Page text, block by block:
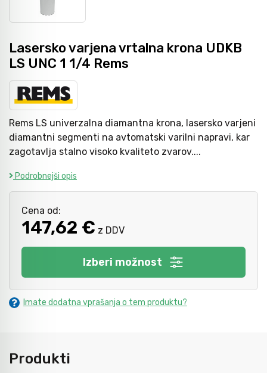
Lasersko varjena vrtalna krona UDKB
LS UNC 1 1/4 Rems
Rems LS univerzalna diamantna krona, lasersko varjeni
diamantni segmenti na avtomatski varilni napravi, kar
zagotavlja stalno visoko kvaliteto zvarov....
Podrobnejši opis
Cena od:
147,62 € z DDV
Izberi možnost
Imate dodatna vprašanja o tem produktu?
Produkti
Avtomobilsko orodje
Inštalatersko orodje
Krivilci cevi
Razno
Gozdarsko orodje
Tesarsko orodje
Dom in vrt
Orodje za kolesa